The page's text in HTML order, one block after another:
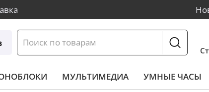
МУЛЬТИМЕДИА УМНЫЕ ЧАСЫ